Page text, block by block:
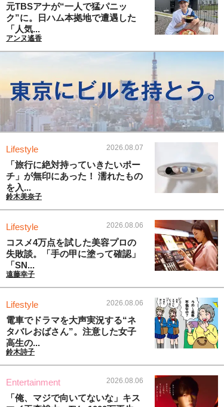
元TBSアナが“一人で猛パニッ
ク”に。日ハム本拠地で遭遇した
「人気...
アンヌ遙香
Lifestyle 2026.08.07
「旅行に絶対持っていきたいポー
チ」が無印にあった！ 濡れたもの
を入...
鈴木美奈子
Lifestyle 2026.08.06
コスメ4万点を試した美容プロの
失敗談。「手の甲に塗って確認」
「SN...
遠藤幸子
Lifestyle 2026.08.06
電車でドラマを大声実況する“ネ
タバレおばさん”。注意した女子
高生の...
鈴木詩子
Entertainment 2026.08.06
「俺、マジで向いてないな」キス